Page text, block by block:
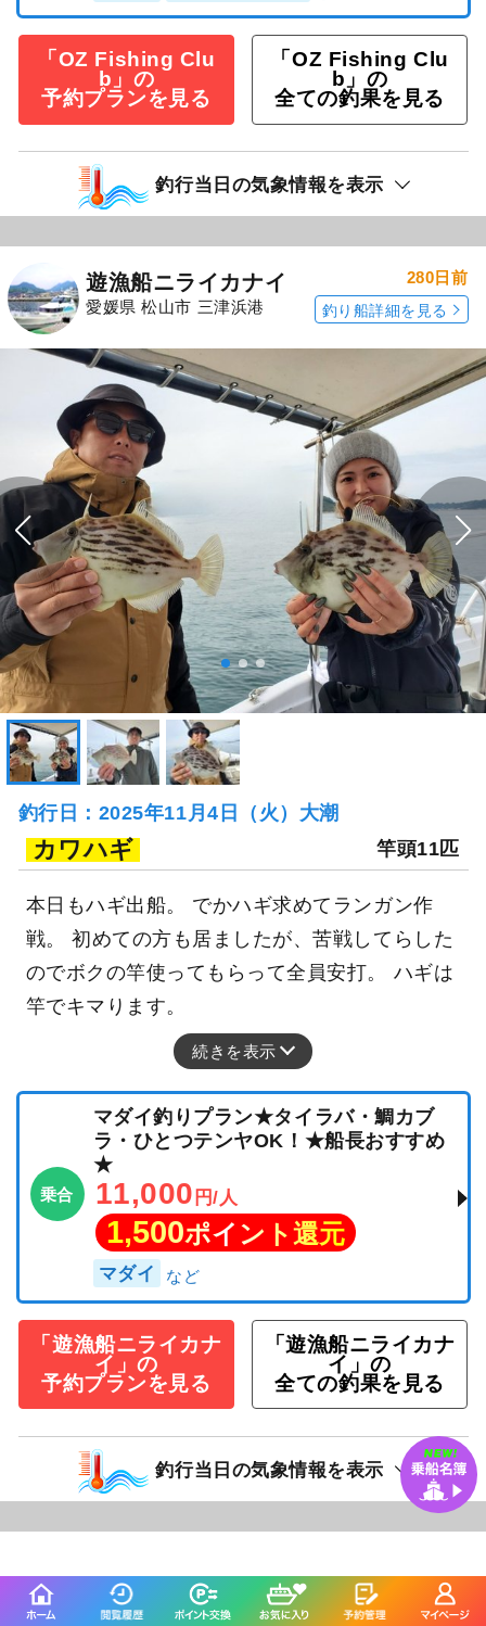
「OZ Fishing Clu
b」の
予約プランを見る
「OZ Fishing Clu
b」の
全ての釣果を見る
釣行当日の気象情報を表示
遊漁船ニライカナイ
愛媛県 松山市 三津浜港
280日前
釣り船詳細を見る
釣行日：2025年11月4日（火）大潮
カワハギ 竿頭11匹
本日もハギ出船。 でかハギ求めてランガン作
戦。 初めての方も居ましたが、苦戦してらした
のでボクの竿使ってもらって全員安打。 ハギは
竿でキマります。
続きを表示
乗合
マダイ釣りプラン★タイラバ・鯛カブ
ラ・ひとつテンヤOK！★船長おすすめ
★
11,000 円/人
1,500ポイント還元
マダイ
「遊漁船ニライカナ
イ」の
予約プランを見る
「遊漁船ニライカナ
イ」の
全ての釣果を見る
釣行当日の気象情報を表示
遊漁船ニライカナイ 283日前